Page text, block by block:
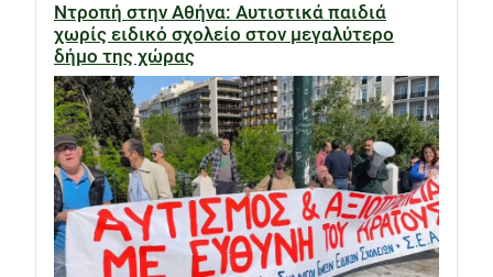
Ντροπή στην Αθήνα: Αυτιστικά παιδιά
χωρίς ειδικό σχολείο στον μεγαλύτερο
δήμο της χώρας